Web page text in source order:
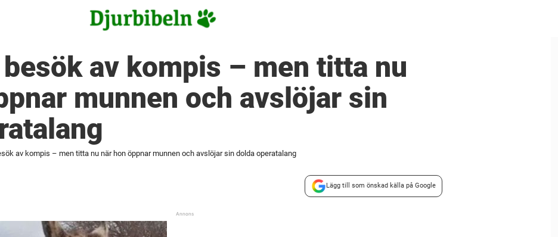
av kompis – men titta nu
munnen och avslöjar sin
av kompis – men titta nu när hon öppnar munnen och avslöjar sin dolda operatalang
Lägg till som önskad källa på Google